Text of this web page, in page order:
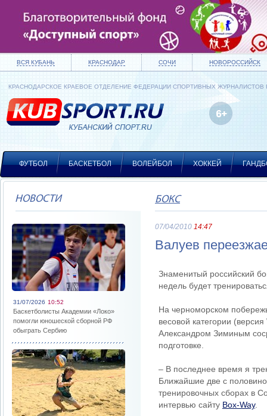
ВСЯ КУБАНЬ КРАСНОДАР СОЧИ НОВОРОССИЙСК
КРАСНОДАРСКОЕ КРАЕВОЕ ОТДЕЛЕНИЕ ФЕДЕРАЦИИ СПОРТИВНЫХ ЖУРНАЛИСТОВ
ФУТБОЛ БАСКЕТБОЛ ВОЛЕЙБОЛ ХОККЕЙ
НОВОСТИ
31/07/2026 10:52
Баскетболисты Академии «Локо»
помогли юношеской сборной РФ
обыграть Сербию
БОКС
07/04/2010 14:47
Валуев
Знаменитый российский
недель будет
На черноморском
весовой категории
Александром Зиминым
подготовке.
– В последнее время я
Ближайшие две с
тренировочных сборах в
интервью сайту Box-Way.